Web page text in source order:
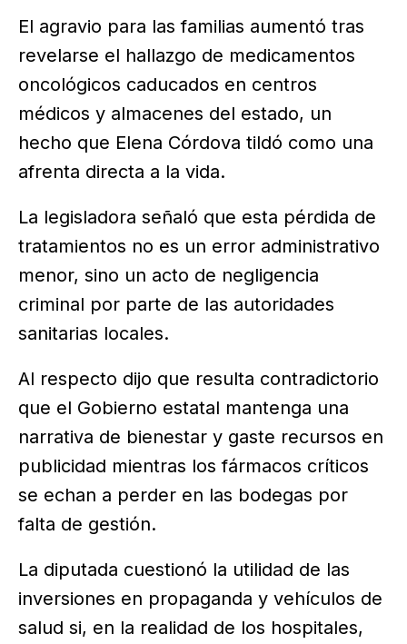
El agravio para las familias aumentó tras
revelarse el hallazgo de medicamentos
oncológicos caducados en centros
médicos y almacenes del estado, un
hecho que Elena Córdova tildó como una
afrenta directa a la vida.
La legisladora señaló que esta pérdida de
tratamientos no es un error administrativo
menor, sino un acto de negligencia
criminal por parte de las autoridades
sanitarias locales.
Al respecto dijo que resulta contradictorio
que el Gobierno estatal mantenga una
narrativa de bienestar y gaste recursos en
publicidad mientras los fármacos críticos
se echan a perder en las bodegas por
falta de gestión.
La diputada cuestionó la utilidad de las
inversiones en propaganda y vehículos de
salud si, en la realidad de los hospitales,